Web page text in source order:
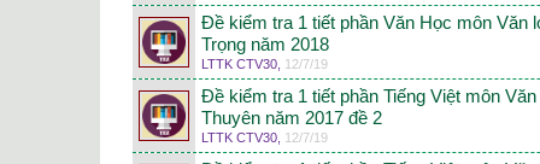
Đề kiểm tra 1 tiết phần Văn Học môn Văn
Trọng năm 2018
LTTK CTV30 12/7/19
Đề kiểm tra 1 tiết phần Tiếng Việt môn
Thuyên năm 2017 đề 2
LTTK CTV30 12/7/19